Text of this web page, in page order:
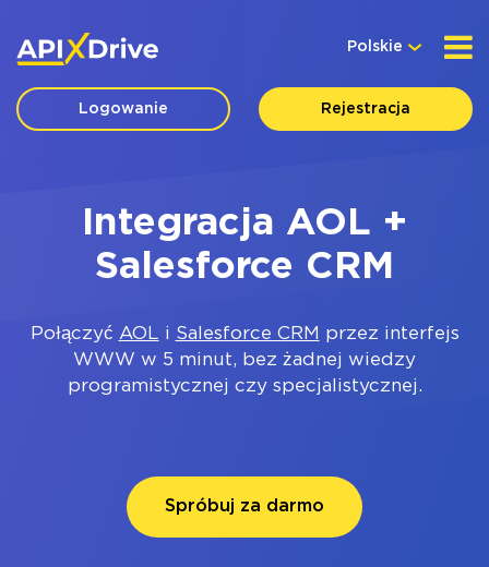
Polskie
Logowanie Rejestracja
Integracja AOL +
Salesforce CRM
Połączyć AOL i Salesforce CRM przez interfejs
WWW w 5 minut, bez żadnej wiedzy
programistycznej czy specjalistycznej.
Spróbuj za darmo